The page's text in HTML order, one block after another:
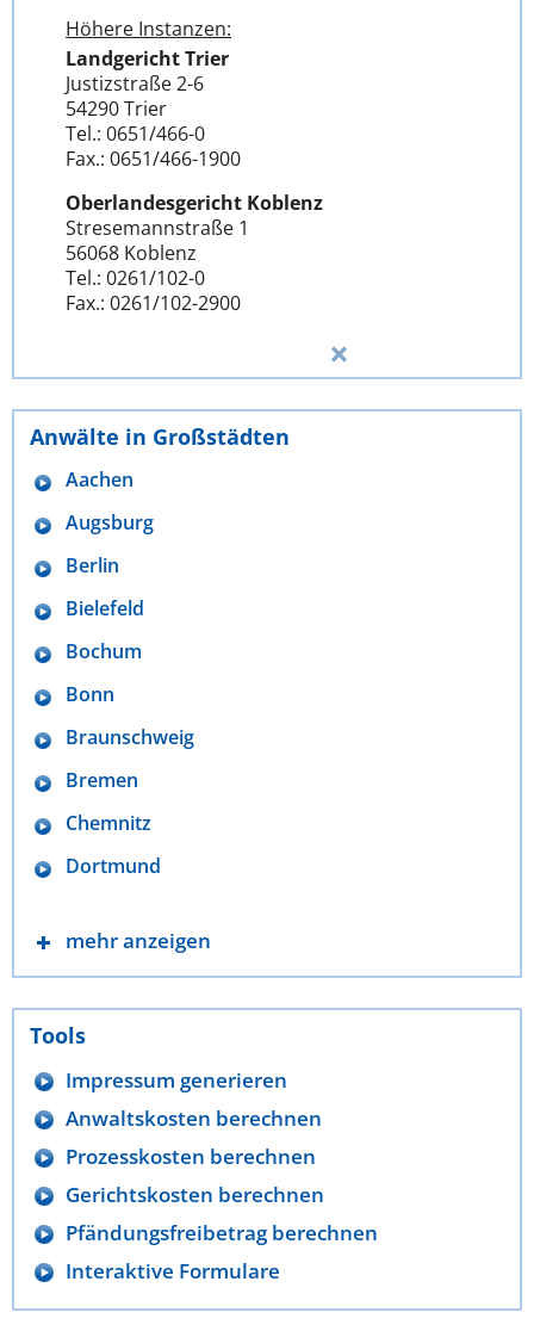
Höhere Instanzen:
Landgericht Trier
Justizstraße 2-6
54290 Trier
Tel.: 0651/466-0
Fax.: 0651/466-1900
Oberlandesgericht Koblenz
Stresemannstraße 1
56068 Koblenz
Tel.: 0261/102-0
Fax.: 0261/102-2900
Anwälte in Großstädten
Aachen
Augsburg
Berlin
Bielefeld
Bochum
Bonn
Braunschweig
Bremen
Chemnitz
Dortmund
mehr anzeigen
Tools
Impressum generieren
Anwaltskosten berechnen
Prozesskosten berechnen
Gerichtskosten berechnen
Pfändungsfreibetrag berechnen
Interaktive Formulare